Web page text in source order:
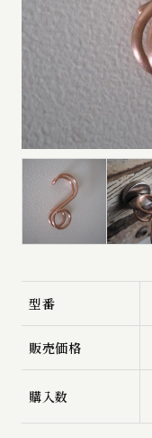
型番
販売価格
購入数